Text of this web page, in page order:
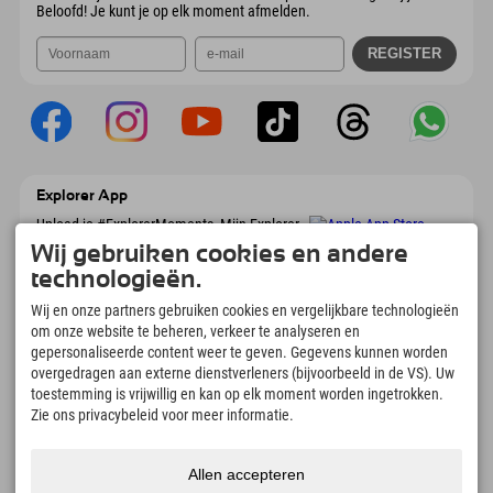
Beloofd! Je kunt je op elk moment afmelden.
Explorer App
Upload je #ExplorerMoments, Mijn Explorer
To Go met een boekingsoverzicht, bucketlist,
restaurantoverzicht en nog veel meer.
Download nu!
Tijd voor ontdekkingsmomenten
166
Bergmeren en
avonturenzwembaden
4.634km
Pistes voor skiën en
snowboarden
aan
Wij gebruiken cookies en andere
technologieën.
Wij en onze partners gebruiken cookies en vergelijkbare technologieën
om onze website te beheren, verkeer te analyseren en
gepersonaliseerde content weer te geven. Gegevens kunnen worden
overgedragen aan externe dienstverleners (bijvoorbeeld in de VS). Uw
toestemming is vrijwillig en kan op elk moment worden ingetrokken.
Zie ons privacybeleid voor meer informatie.
Allen accepteren